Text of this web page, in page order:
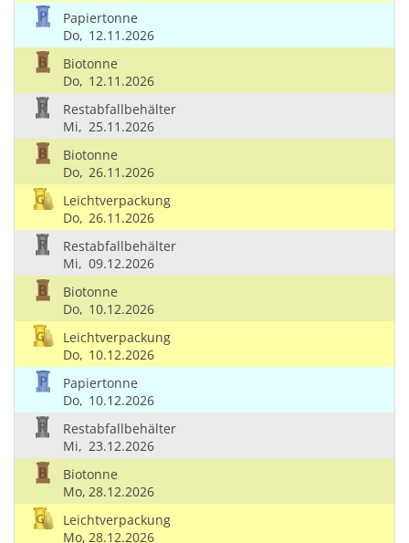
Papiertonne
Do, 12.11.2026
Biotonne
Do, 12.11.2026
Restabfallbehälter
Mi, 25.11.2026
Biotonne
Do, 26.11.2026
Leichtverpackung
Do, 26.11.2026
Restabfallbehälter
Mi, 09.12.2026
Biotonne
Do, 10.12.2026
Leichtverpackung
Do, 10.12.2026
Papiertonne
Do, 10.12.2026
Restabfallbehälter
Mi, 23.12.2026
Biotonne
Mo, 28.12.2026
Leichtverpackung
Mo, 28.12.2026